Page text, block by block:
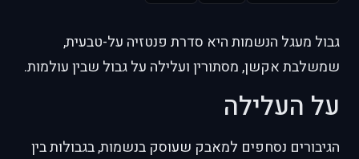
גבול מעגל הנשמות היא סדרת פנטזיה על-טבעית,
שמשלבת אקשן, מסתורין ועלילה על גבול שבין עולמות.
על העלילה
הגיבורים נסחפים למאבק שעוסק בנשמות, בגבולות בין